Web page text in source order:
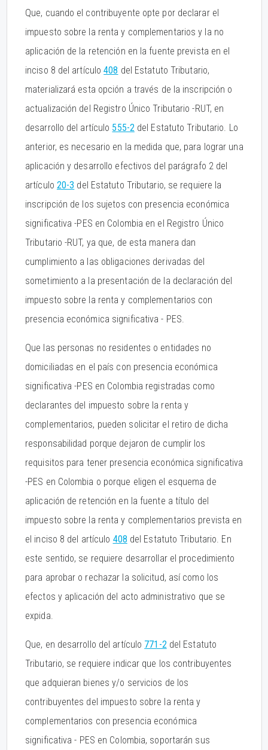
Que, cuando el contribuyente opte por declarar el
impuesto sobre la renta y complementarios y la no
aplicación de la retención en la fuente prevista en el
inciso 8 del artículo408 del Estatuto Tributario,
materializará esta opción a través de la inscripción o
actualización del Registro Único Tributario -RUT, en
desarrollo del artículo 555-2del Estatuto Tributario. Lo
anterior, es necesario en la medida que, para lograr una
aplicación y desarrollo efectivos del parágrafo 2 del
artículo 20-3 del Estatuto Tributario, se requiere la
inscripción de los sujetos con presencia económica
significativa -PES en Colombia en el Registro Único
Tributario -RUT, ya que, de esta manera dan
cumplimiento a las obligaciones derivadas del
sometimiento a la presentación de la declaración del
impuesto sobre la renta y complementarios con
presencia económica significativa - PES.
Que las personas no residentes o entidades no
domiciliadas en el país con presencia económica
significativa -PES en Colombia registradas como
declarantes del impuesto sobre la renta y
complementarios, pueden solicitar el retiro de dicha
responsabilidad porque dejaron de cumplir los
requisitos para tener presencia económica significativa
-PES en Colombia o porque eligen el esquema de
aplicación de retención en la fuente a título del
impuesto sobre la renta y complementarios prevista en
el inciso 8 del artículo 408 del Estatuto Tributario. En
este sentido, se requiere desarrollar el procedimiento
para aprobar o rechazar la solicitud, así como los
efectos y aplicación del acto administrativo que se
expida.
Que, en desarrollo del artículo 771-2del Estatuto
Tributario, se requiere indicar que los contribuyentes
que adquieran bienes y/o servicios de los
contribuyentes del impuesto sobre la renta y
complementarios con presencia económica
significativa - PES en Colombia, soportarán sus